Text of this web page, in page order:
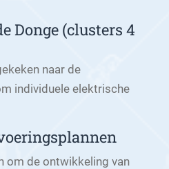
Donge (clusters 4
naar de
individuele elektrische
om de ontwikkeling van